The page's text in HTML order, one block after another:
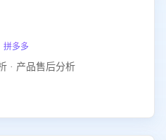
多多
· 产品售后分析